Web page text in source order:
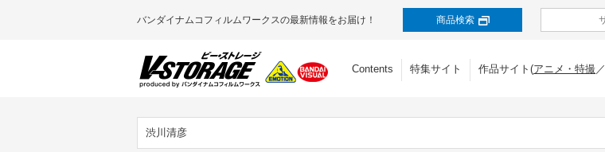
バンダイナムコフィルムワークスの最新情報をお届け！ 商品検索
Contents 特集サイト 作品サイト(アニメ・特撮／
渋川清彦